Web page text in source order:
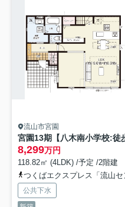
流山市宮園
宮園13期【八木南小学校:徒
8,299万円
118.82㎡ (4LDK) /予定 /2階建
つくばエクスプレス「流山
公共下水